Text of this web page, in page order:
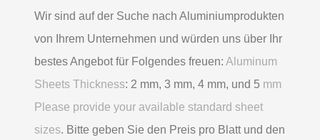
Wir sind auf der Suche nach Aluminiumprodukten
von Ihrem Unternehmen und würden uns über Ihr
bestes Angebot für Folgendes freuen: Aluminum
Sheets Thickness: 2 mm, 3 mm, 4 mm, und 5 mm
Please provide your available standard sheet
sizes. Bitte geben Sie den Preis pro Blatt und den